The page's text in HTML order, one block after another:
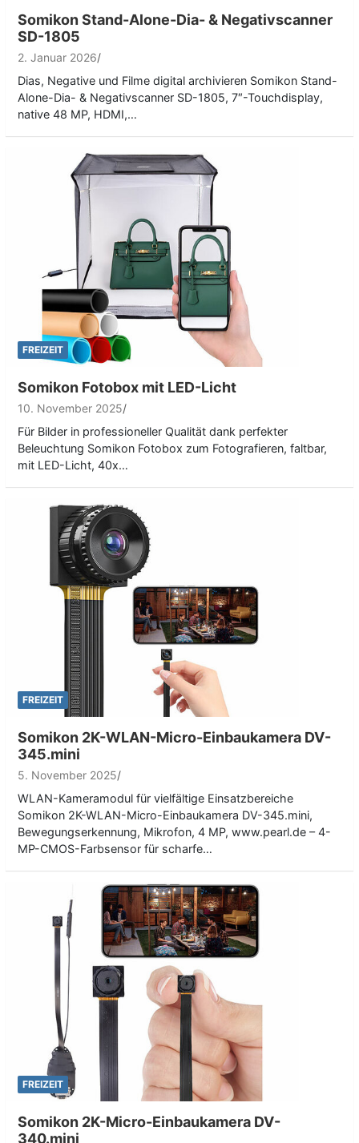
Somikon Stand-Alone-Dia- & Negativscanner
SD-1805
2. Januar 2026
Dias, Negative und Filme digital archivieren Somikon Stand-
Alone-Dia- & Negativscanner SD-1805, 7″-Touchdisplay,
native 48 MP, HDMI,…
FREIZEIT
Somikon Fotobox mit LED-Licht
10. November 2025
Für Bilder in professioneller Qualität dank perfekter
Beleuchtung Somikon Fotobox zum Fotografieren, faltbar,
mit LED-Licht, 40x…
FREIZEIT
Somikon 2K-WLAN-Micro-Einbaukamera DV-
345.mini
5. November 2025
WLAN-Kameramodul für vielfältige Einsatzbereiche
Somikon 2K-WLAN-Micro-Einbaukamera DV-345.mini,
Bewegungserkennung, Mikrofon, 4 MP, www.pearl.de – 4-
MP-CMOS-Farbsensor für scharfe…
FREIZEIT
Somikon 2K-Micro-Einbaukamera DV-
340.mini